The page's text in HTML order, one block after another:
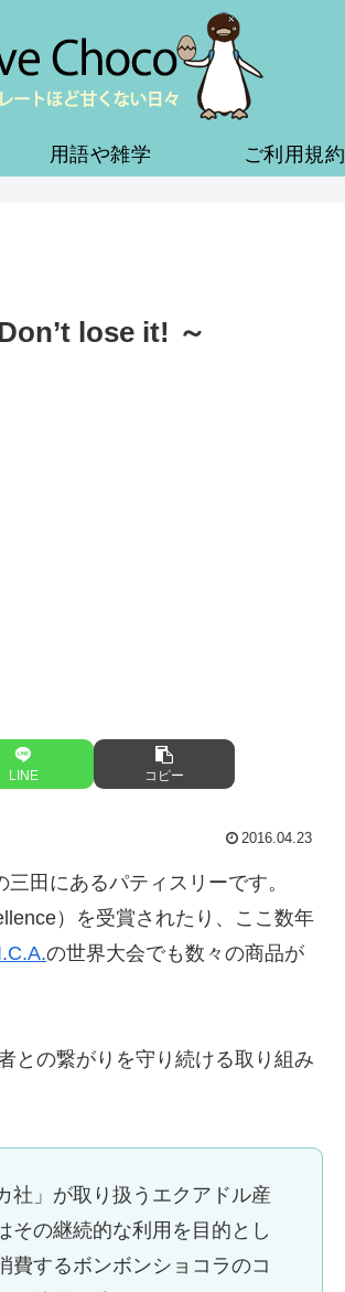
用語や雑学 ご利用規約
lose it! ～
LINE コピー
2016.04.23
三田にあるパティスリーです。
）を受賞されたり、ここ数年
の世界大会でも数々の商品が
との繋がりを守り続ける取り組み
社」が取り扱うエクアドル産
その継続的な利用を目的とし
費するボンボンショコラのコ